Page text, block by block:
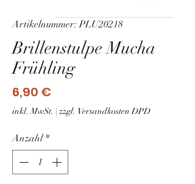
Artikelnummer: PLU20218
Brillenstulpe Mucha
Frühling
6,90 €
inkl. MwSt. | zzgl. Versandkosten DPD
Anzahl *